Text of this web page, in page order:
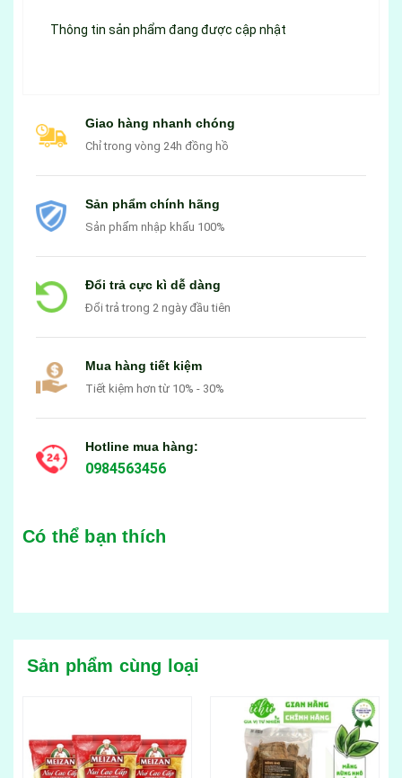
Thông tin sản phẩm đang được cập nhật
Giao hàng nhanh chóng
Chỉ trong vòng 24h đồng hồ
Sản phẩm chính hãng
Sản phẩm nhập khẩu 100%
Đổi trả cực kì dễ dàng
Đổi trả trong 2 ngày đầu tiên
Mua hàng tiết kiệm
Tiết kiệm hơn từ 10% - 30%
Hotline mua hàng:
0984563456
Có thể bạn thích
Sản phẩm cùng loại